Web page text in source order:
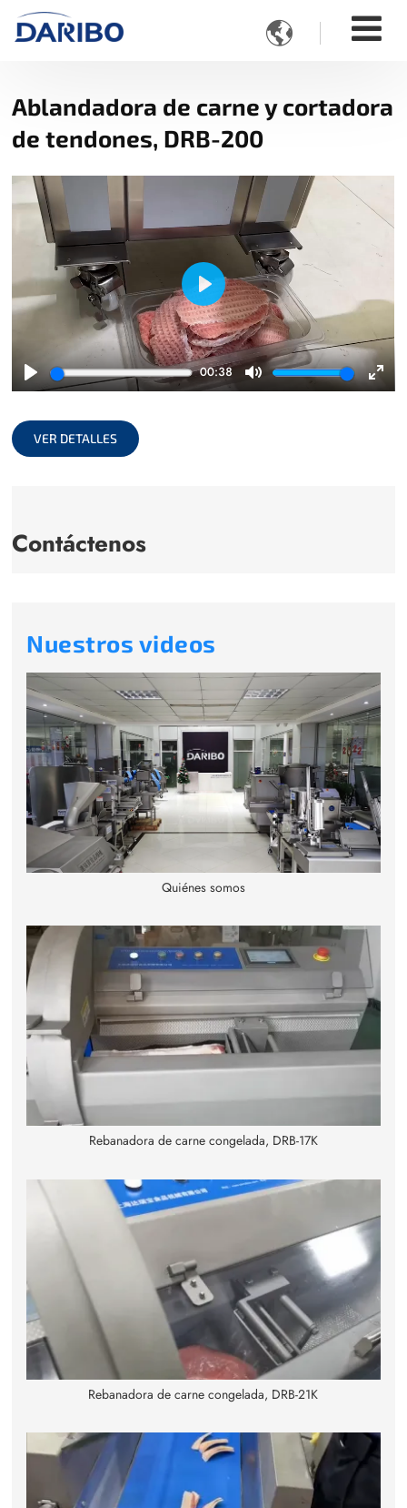

Ablandadora de carne y cortadora
de tendones, DRB-200
Play
00:38
Mute
Play
VER DETALLES
Contáctenos
Nuestros videos
Quiénes somos
Rebanadora de carne congelada, DRB-17K
Rebanadora de carne congelada, DRB-21K